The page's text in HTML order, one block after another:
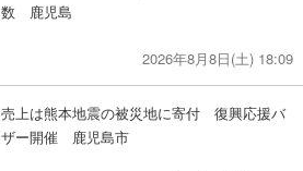
数 鹿児島
2026年8月8日(土) 18:09
売上は熊本地震の被災地に寄付 復興応援バ
ザー開催 鹿児島市